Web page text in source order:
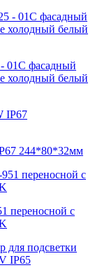
01C фасадный
холодный белый
244*80*32мм
переносной с